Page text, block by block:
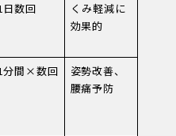
日数回
くみ軽減に
効果的
分間×数回
姿勢改善、
腰痛予防